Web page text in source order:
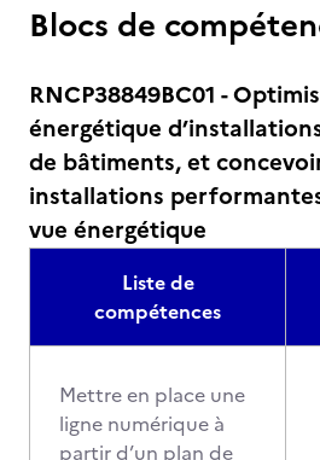
Blocs de
RNCP38849BC01 -
énergétique
de bâtiments, et
installations
vue énergétique
Liste de
compétences
Mettre en place une
ligne numérique à
partir d’un plan de